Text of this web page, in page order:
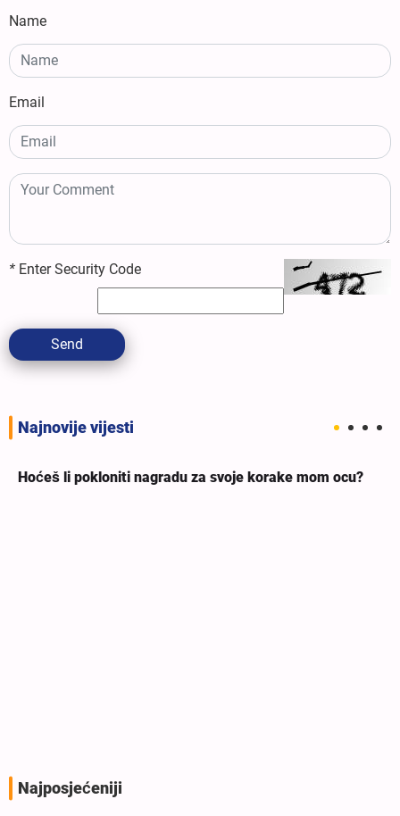
Name
Email
* Enter Security Code
Send
Najnovije vijesti
Hoćeš li pokloniti nagradu za svoje korake mom ocu?
Najposjećeniji